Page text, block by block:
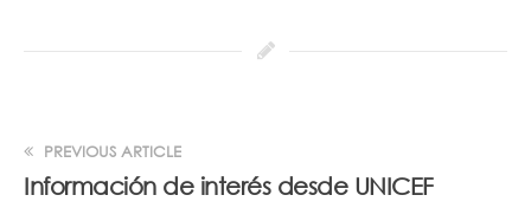
PREVIOUS ARTICLE
Información de interés desde UNICEF